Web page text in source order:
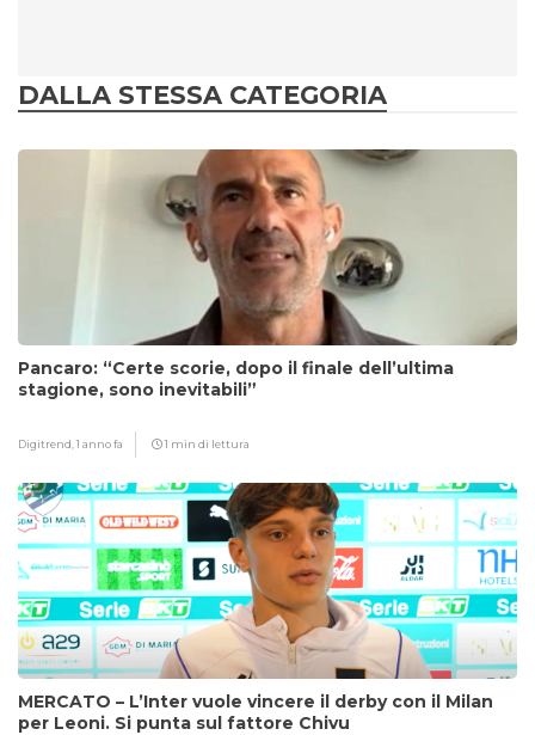
DALLA STESSA CATEGORIA
Pancaro: “Certe scorie, dopo il finale dell’ultima
stagione, sono inevitabili”
Digitrend,1 anno fa 1 min di lettura
MERCATO – L’Inter vuole vincere il derby con il Milan
per Leoni. Si punta sul fattore Chivu